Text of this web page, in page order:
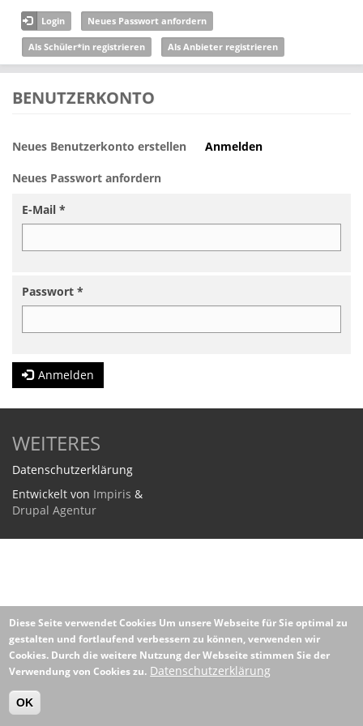
Direkt zum Inhalt
Login Neues Passwort anfordern
Als Schüler*in registrieren Als Anbieter registrieren
BENUTZERKONTO
Haupt-Reiter
Neues Benutzerkonto erstellen Anmelden
Neues Passwort anfordern
E-Mail *
Passwort *
Anmelden
WEITERES
Datenschutzerklärung
Entwickelt von Impiris &
Drupal Agentur
Diese Seite verwendet Cookies Um unsere Webseite für Sie optimal zu
gestalten und fortlaufend verbessern zu können, verwenden wir
Cookies. Durch die weitere Nutzung der Webseite stimmen Sie der
Verwendung von Cookies zu. Datenschutzerklärung
OK